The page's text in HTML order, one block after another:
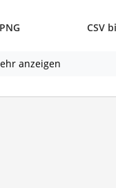
CSV
anzeigen